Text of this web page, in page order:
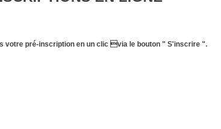
votre pré-inscription en un clic via le bouton " S'inscrire ".